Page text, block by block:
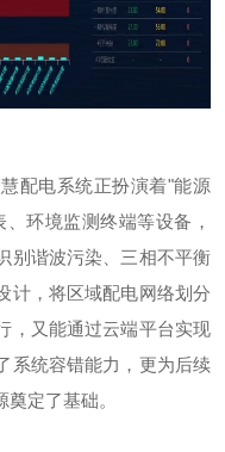
配电系统正扮演着"能源
环境监测终端等设备，
别谐波污染、三相不平衡
计，将区域配电网络划分
，又能通过云端平台实现
系统容错能力，更为后续
定了基础。